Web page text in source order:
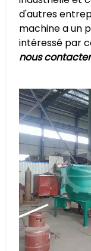
d'autres
machine a un
intéressé par
nous contacter